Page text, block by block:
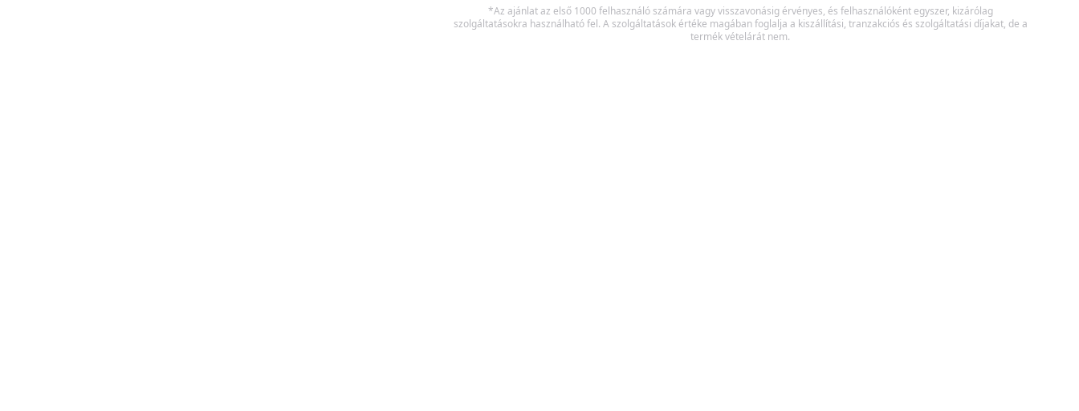
*Az ajánlat az első 1000 felhasználó számára vagy visszavonásig érvényes, és felhasználóként egyszer, kizárólag
szolgáltatásokra használható fel. A szolgáltatások értéke magában foglalja a kiszállítási, tranzakciós és szolgáltatási díjakat, de a
termék vételárát nem.